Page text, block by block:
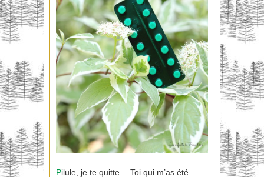
Pilule, je te quitte… Toi qui m’as été